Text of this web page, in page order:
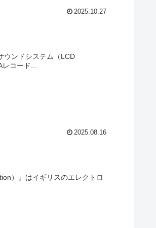
2025.10.27
ウンドシステム（LCD
コード...
2025.08.16
）』はイギリスのエレクトロ